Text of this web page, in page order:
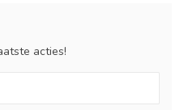
acties!